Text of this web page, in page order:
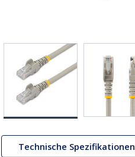
Technische Spezifikationen